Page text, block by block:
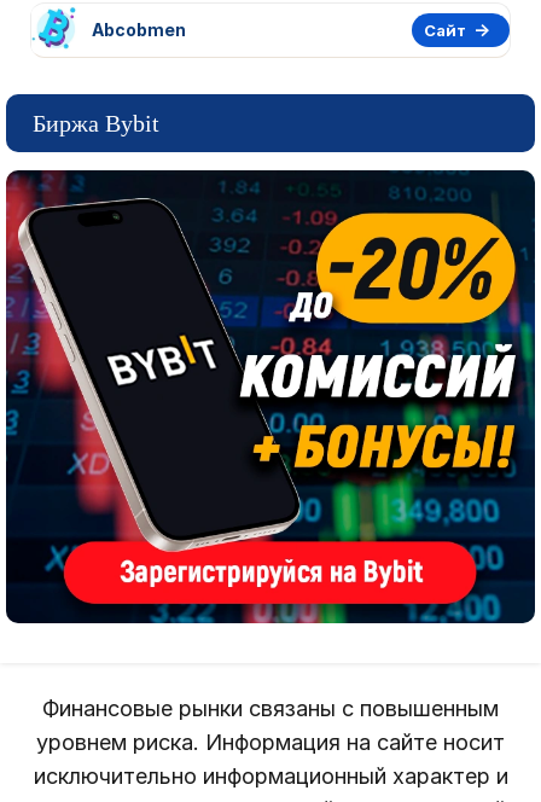
Abcobmen Сайт
Биржа Bybit
Финансовые рынки связаны с повышенным
уровнем риска. Информация на сайте носит
исключительно информационный характер и